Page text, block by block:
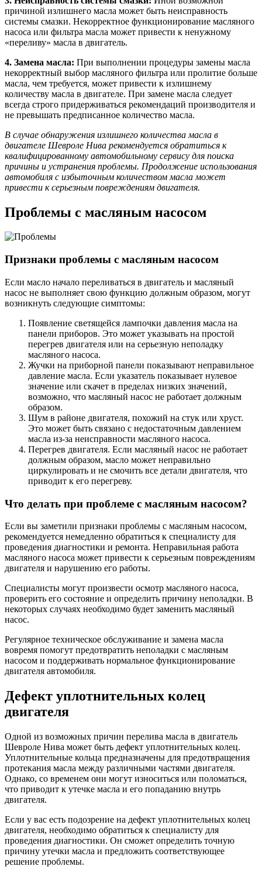
причиной излишнего масла может быть неисправность
системы смазки. Некорректное функционирование масляного
насоса или фильтра масла может привести к ненужному
«переливу» масла в двигатель.
4. Замена масла: При выполнении процедуры замены масла
некорректный выбор масляного фильтра или пролитие больше
масла, чем требуется, может привести к излишнему
количеству масла в двигателе. При замене масла следует
всегда строго придерживаться рекомендаций производителя и
не превышать предписанное количество масла.
В случае обнаружения излишнего количества масла в
двигателе Шевроле Нива рекомендуется обратиться к
квалифицированному автомобильному сервису для поиска
причины и устранения проблемы. Продолжение использования
автомобиля с избыточным количеством масла может
привести к серьезным повреждениям двигателя.
Проблемы с масляным насосом
Признаки проблемы с масляным насосом
Если масло начало переливаться в двигатель и масляный
насос не выполняет свою функцию должным образом, могут
возникнуть следующие симптомы:
Появление светящейся лампочки давления масла на
панели приборов. Это может указывать на простой
перегрев двигателя или на серьезную неполадку
масляного насоса.
Жучки на приборной панели показывают неправильное
давление масла. Если указатель показывает нулевое
значение или скачет в пределах низких значений,
возможно, что масляный насос не работает должным
образом.
Шум в районе двигателя, похожий на стук или хруст.
Это может быть связано с недостаточным давлением
масла из-за неисправности масляного насоса.
Перегрев двигателя. Если масляный насос не работает
должным образом, масло может неправильно
циркулировать и не смочить все детали двигателя, что
приводит к его перегреву.
Что делать при проблеме с масляным насосом?
Если вы заметили признаки проблемы с масляным насосом,
рекомендуется немедленно обратиться к специалисту для
проведения диагностики и ремонта. Неправильная работа
масляного насоса может привести к серьезным повреждениям
двигателя и нарушению его работы.
Специалисты могут произвести осмотр масляного насоса,
проверить его состояние и определить причину неполадки. В
некоторых случаях необходимо будет заменить масляный
насос.
Регулярное техническое обслуживание и замена масла
вовремя помогут предотвратить неполадки с масляным
насосом и поддерживать нормальное функционирование
двигателя автомобиля.
Дефект уплотнительных колец
двигателя
Одной из возможных причин перелива масла в двигатель
Шевроле Нива может быть дефект уплотнительных колец.
Уплотнительные кольца предназначены для предотвращения
протекания масла между различными частями двигателя.
Однако, со временем они могут износиться или поломаться,
что приводит к утечке масла и его попаданию внутрь
двигателя.
Если у вас есть подозрение на дефект уплотнительных колец
двигателя, необходимо обратиться к специалисту для
проведения диагностики. Он сможет определить точную
причину утечки масла и предложить соответствующее
решение проблемы.